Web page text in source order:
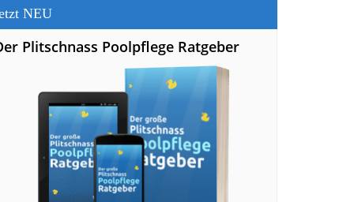
NEU
Plitschnass Poolpflege Ratgeber